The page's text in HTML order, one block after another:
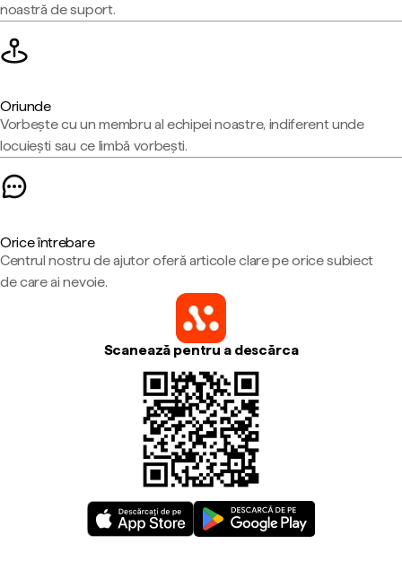
noastră de suport.
Oriunde
Vorbește cu un membru al echipei noastre, indiferent unde
locuiești sau ce limbă vorbești.
Orice întrebare
Centrul nostru de ajutor oferă articole clare pe orice subiect
de care ai nevoie.
Scanează pentru a descărca